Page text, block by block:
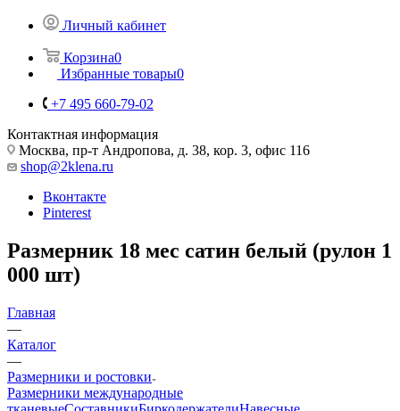
Личный кабинет
Корзина0
Избранные товары0
+7 495 660-79-02
Контактная информация
Москва, пр-т Андропова, д. 38, кор. 3, офис 116
shop@2klena.ru
Вконтакте
Pinterest
Размерник 18 мес сатин белый (рулон 1
000 шт)
Главная
—
Каталог
—
Размерники и ростовки
Размерники международные